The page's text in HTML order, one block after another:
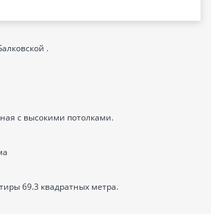
.
с высокими потолками.
69.3 квадратных метра.